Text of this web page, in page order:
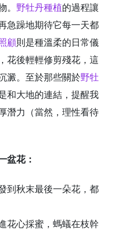
野牡丹種植的過程讓
急躁地期待它每一天都
顧則是種溫柔的日常儀
花後輕輕修剪殘花，這
澱。至於那些關於野牡
和大地的連結，提醒我
潛力（當然，理性看待
盆花：
到秋末最後一朵花，都
花心採蜜，螞蟻在枝幹